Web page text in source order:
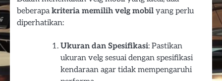
beberapakriteria memilih velg mobil yang perlu
diperhatikan:
Ukuran dan Spesifikasi: Pastikan
ukuran velg sesuai dengan spesifikasi
kendaraan agar tidak mempengaruhi